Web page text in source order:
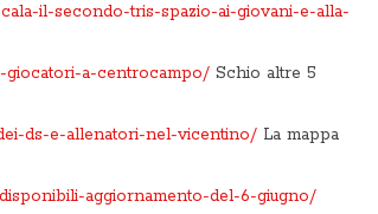
il-secondo-tris-spazio-ai-giovani-e-alla-
a-centrocampo/ Schio altre 5
ds-e-allenatori-nel-vicentino/ La mappa
aggiornamento-del-6-giugno/